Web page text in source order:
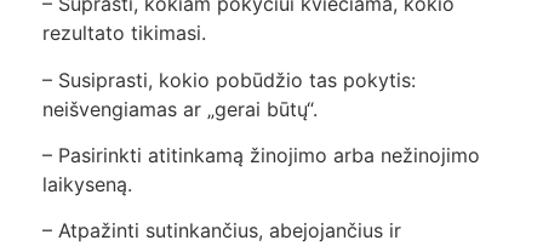
rezultato tikimasi.
– Susiprasti, kokio pobūdžio tas pokytis:
neišvengiamas ar „gerai būtų“.
– Pasirinkti atitinkamą žinojimo arba nežinojimo
laikyseną.
– Atpažinti sutinkančius, abejojančius ir